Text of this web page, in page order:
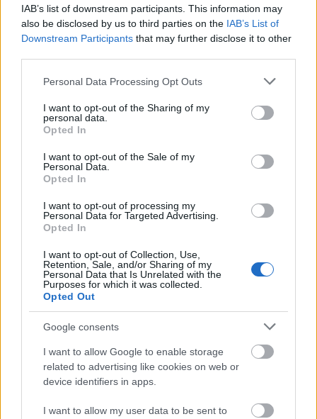
IAB’s list of downstream participants. This information may
also be disclosed by us to third parties on the IAB’s List of
Downstream Participants that may further disclose it to other
Please note that this website/app uses one or more Google
not limited to your visit or usage behaviour. You may click to
grant or deny consent to Google and its third-party tags to
use your data for below specified purposes in below Google
consent section.
Personal Data Processing Opt Outs
I want to opt-out of the Sharing of my
personal data.
Opted In
I want to opt-out of the Sale of my
Personal Data.
Opted In
I want to opt-out of processing my
Personal Data for Targeted Advertising.
Opted In
I want to opt-out of Collection, Use,
Retention, Sale, and/or Sharing of my
Personal Data that Is Unrelated with the
Purposes for which it was collected.
Opted Out
Google consents
I want to allow Google to enable storage
related to advertising like cookies on web or
device identifiers in apps.
I want to allow my user data to be sent to
Ha így eszed a süteményt
karácsonykor, szerencsét hoz
X-MAS
Ezeknek a karácsonyi ajándéknak
örülnek legjobban a levegő jegyű
csillagjegyek